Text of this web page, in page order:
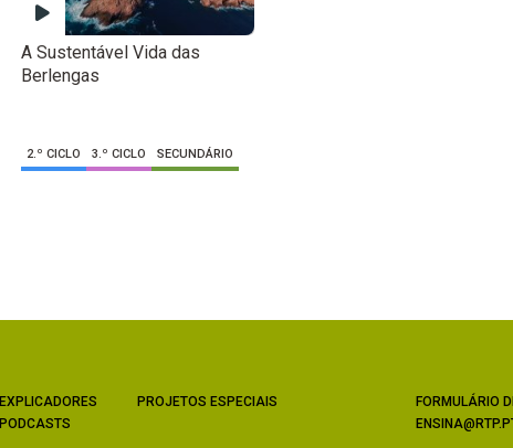
A Sustentável Vida das
Berlengas
2.º CICLO 3.º CICLO SECUNDÁRIO
EXPLICADORES
PODCASTS
PROJETOS ESPECIAIS
FORMULÁRIO